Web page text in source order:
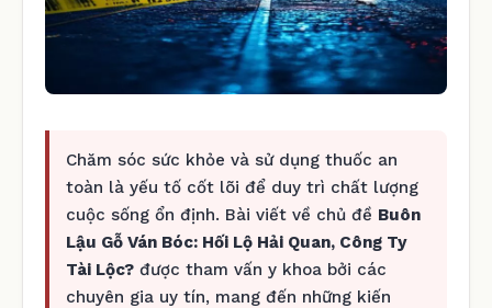
Chăm sóc sức khỏe và sử dụng thuốc an
toàn là yếu tố cốt lõi để duy trì chất lượng
cuộc sống ổn định. Bài viết về chủ đề Buôn
Lậu Gỗ Ván Bóc: Hối Lộ Hải Quan, Công Ty
Tài Lộc? được tham vấn y khoa bởi các
chuyên gia uy tín, mang đến những kiến